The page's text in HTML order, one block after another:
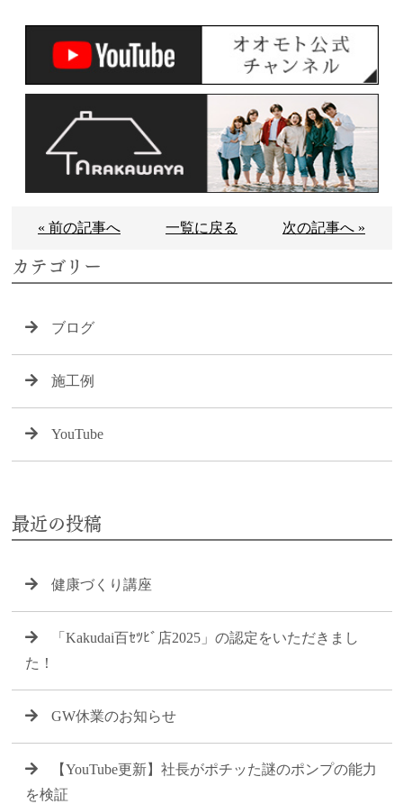
« 前の記事へ 一覧に戻る 次の記事へ »
カテゴリー
ブログ
施工例
YouTube
最近の投稿
健康づくり講座
「Kakudai百ｾﾂﾋﾞ店2025」の認定をいただきまし
た！
GW休業のお知らせ
【YouTube更新】社長がポチッた謎のポンプの能力
を検証